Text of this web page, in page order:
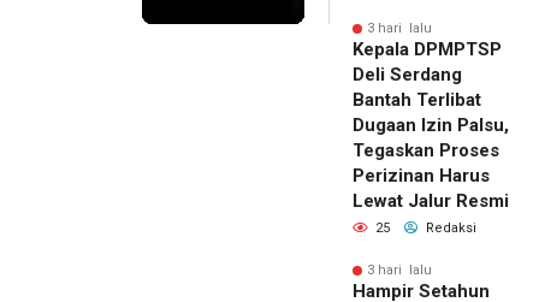
3 hari lalu
Kepala DPMPTSP
Deli Serdang
Bantah Terlibat
Dugaan Izin Palsu,
Tegaskan Proses
Perizinan Harus
Lewat Jalur Resmi
25 Redaksi
3 hari lalu
Hampir Setahun